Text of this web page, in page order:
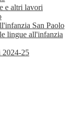
e altri lavori
San Paolo
lingue all'infanzia
2024-25